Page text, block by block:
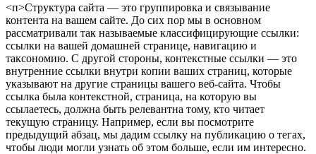
<п>Структура сайта — это группировка и связывание
контента на вашем сайте. До сих пор мы в основном
рассматривали так называемые классифицирующие ссылки:
ссылки на вашей домашней странице, навигацию и
таксономию. С другой стороны, контекстные ссылки — это
внутренние ссылки внутри копии ваших страниц, которые
указывают на другие страницы вашего веб-сайта. Чтобы
ссылка была контекстной, страница, на которую вы
ссылаетесь, должна быть релевантна тому, кто читает
текущую страницу. Например, если вы посмотрите
предыдущий абзац, мы дадим ссылку на публикацию о тегах,
чтобы люди могли узнать об этом больше, если им интересно.